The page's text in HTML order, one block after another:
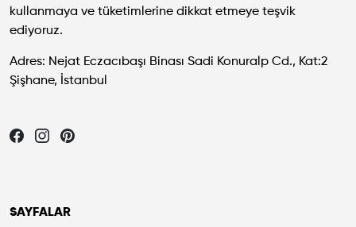
kullanmaya ve tüketimlerine dikkat etmeye teşvik
ediyoruz.
Adres: Nejat Eczacıbaşı Binası Sadi Konuralp Cd., Kat:2
Şişhane, İstanbul
Let's be friends...
SAYFALAR